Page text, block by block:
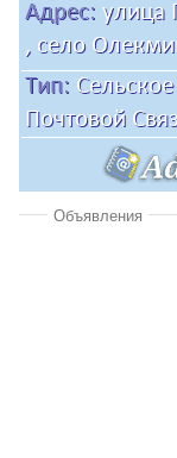
Объявления